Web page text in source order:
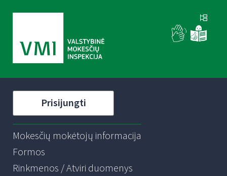
Prisijungti
Mokesčių mokėtojų informacija
Formos
Rinkmenos / Atviri duomenys